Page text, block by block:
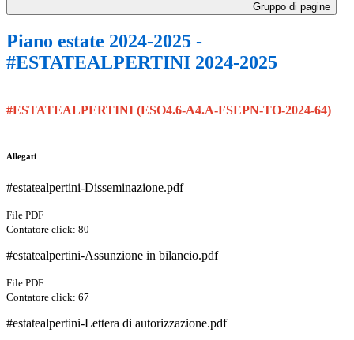
Gruppo di pagine
Piano estate 2024-2025 -
#ESTATEALPERTINI 2024-2025
#ESTATEALPERTINI (ESO4.6-A4.A-FSEPN-TO-2024-64)
Allegati
#estatealpertini-Disseminazione.pdf
File PDF
Contatore click: 80
#estatealpertini-Assunzione in bilancio.pdf
File PDF
Contatore click: 67
#estatealpertini-Lettera di autorizzazione.pdf